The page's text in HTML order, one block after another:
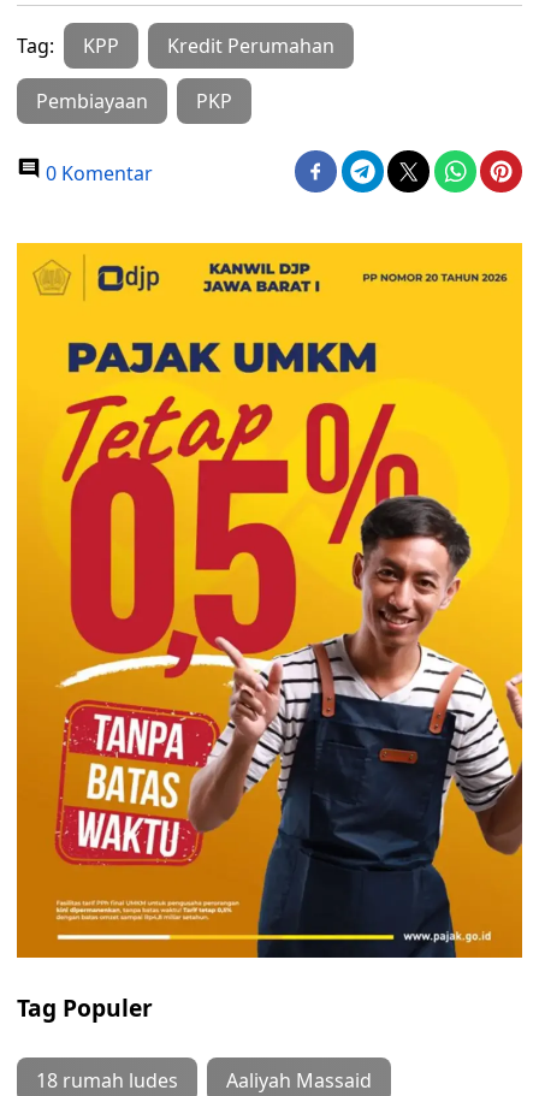
Tag: KPP Kredit Perumahan
Pembiayaan PKP
0 Komentar
Tag Populer
18 rumah ludes Aaliyah Massaid